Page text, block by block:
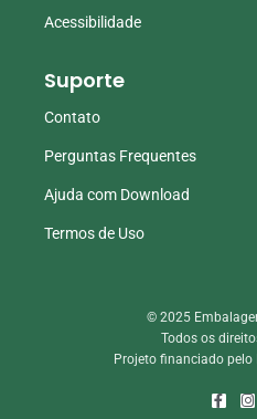
Acessibilidade
Suporte
Contato
Perguntas Frequentes
Ajuda com Download
Termos de Uso
© 2025
Todos os
Projeto financiado